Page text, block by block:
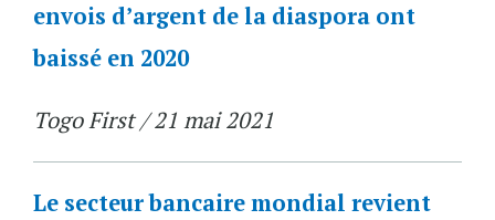
envois d’argent de la diaspora ont
baissé en 2020
Togo First / 21 mai 2021
Le secteur bancaire mondial revient